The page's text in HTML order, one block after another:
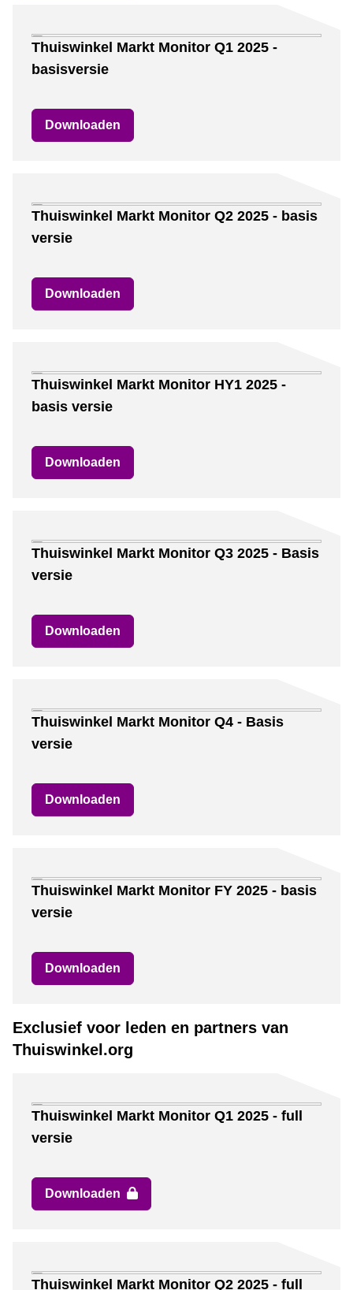
Thuiswinkel Markt Monitor Q1 2025 -
basisversie
Downloaden
Thuiswinkel Markt Monitor Q2 2025 - basis
versie
Downloaden
Thuiswinkel Markt Monitor HY1 2025 -
basis versie
Downloaden
Thuiswinkel Markt Monitor Q3 2025 - Basis
versie
Downloaden
Thuiswinkel Markt Monitor Q4 - Basis
versie
Downloaden
Thuiswinkel Markt Monitor FY 2025 - basis
versie
Downloaden
Exclusief voor leden en partners van
Thuiswinkel.org
Thuiswinkel Markt Monitor Q1 2025 - full
versie
Downloaden
Thuiswinkel Markt Monitor Q2 2025 - full